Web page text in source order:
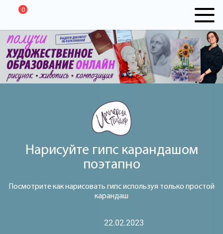
0
Нарисуйте гипс карандашом
поэтапно
Посмотрите как нарисовать гипс используя только простой
карандаш
22.02.2023